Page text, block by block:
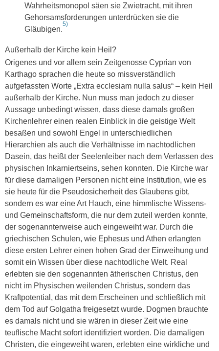
Wahrheitsmonopol säen sie Zwietracht, mit ihren
Gehorsamsforderungen unterdrücken sie die
Gläubigen.
5)
Außerhalb der Kirche kein Heil?
Origenes und vor allem sein Zeitgenosse Cyprian von
Karthago sprachen die heute so missverständlich
aufgefassten Worte „Extra ecclesiam nulla salus“ – kein Heil
außerhalb der Kirche. Nun muss man jedoch zu dieser
Aussage unbedingt wissen, dass diese damals großen
Kirchenlehrer einen realen Einblick in die geistige Welt
besaßen und sowohl Engel in unterschiedlichen
Hierarchien als auch die Verhältnisse im nachtodlichen
Dasein, das heißt der Seelenleiber nach dem Verlassen des
physischen Inkarniertseins, sehen konnten. Die Kirche war
für diese damaligen Personen nicht eine Institution, wie es
sie heute für die Pseudosicherheit des Glaubens gibt,
sondern es war eine Art Hauch, eine himmlische Wissens-
und Gemeinschaftsform, die nur dem zuteil werden konnte,
der sogenannterweise auch eingeweiht war. Durch die
griechischen Schulen, wie Ephesus und Athen erlangten
diese ersten Lehrer einen hohen Grad der Einweihung und
somit ein Wissen über diese nachtodliche Welt. Real
erlebten sie den sogenannten ätherischen Christus, den
nicht im Physischen weilenden Christus, sondern das
Kraftpotential, das mit dem Erscheinen und schließlich mit
dem Tod auf Golgatha freigesetzt wurde. Dogmen brauchte
es damals nicht und sie wären in dieser Zeit wie eine
teuflische Macht sofort identifiziert worden. Die damaligen
Christen, die eingeweiht waren, erlebten eine wirkliche und